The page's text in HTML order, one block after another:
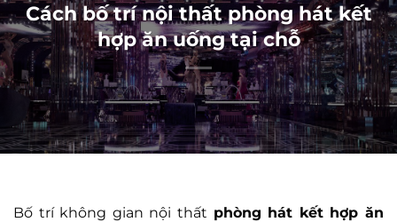
Cách bố trí nội thất phòng hát kết
hợp ăn uống tại chỗ
Bố trí không gian nội thất phòng hát kết hợp ăn